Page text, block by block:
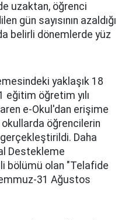
uzaktan, öğrenci
gün sayısının azaldığı
belirli dönemlerde yüz
yaklaşık 18
eğitim öğretim yılı
e-Okul'dan erişime
okullarda öğrencilerin
Daha
Destekleme
bölümü olan "Telafide
31 Ağustos